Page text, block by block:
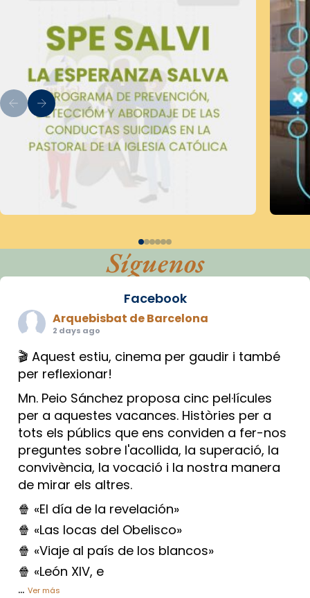
Síguenos
Facebook
Arquebisbat de Barcelona
2 days ago
🎬 Aquest estiu, cinema per gaudir i també
per reflexionar!
Mn. Peio Sánchez proposa cinc pel·lícules
per a aquestes vacances. Històries per a
tots els públics que ens conviden a fer-nos
preguntes sobre l'acollida, la superació, la
convivència, la vocació i la nostra manera
de mirar els altres.
🍿 «El día de la revelación»
🍿 «Las locas del Obelisco»
🍿 «Viaje al país de los blancos»
🍿 «León XIV, e
... Ver más